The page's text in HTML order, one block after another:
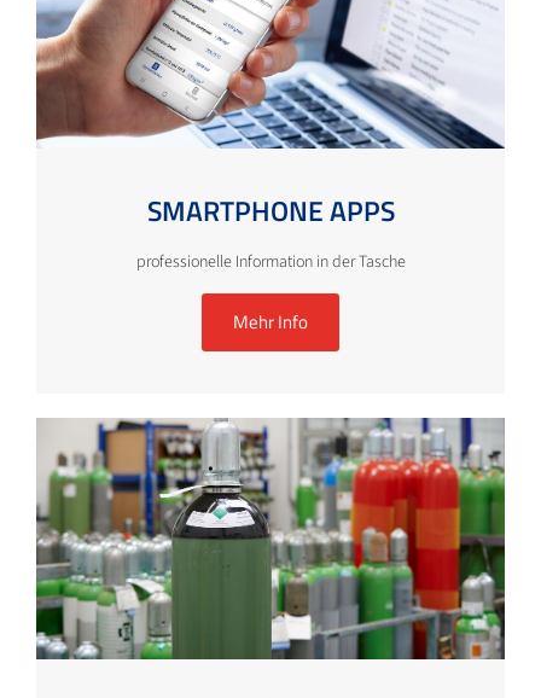
SMARTPHONE APPS
professionelle Information in der Tasche
Mehr Info